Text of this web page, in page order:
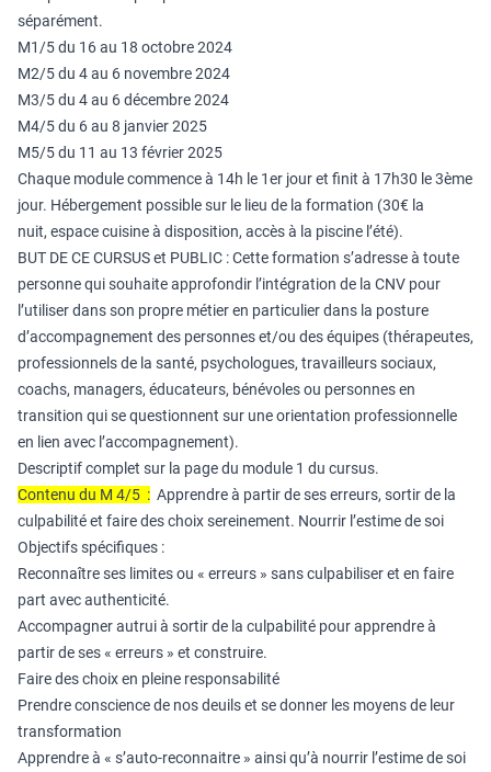
séparément.
M1/5 du 16 au 18 octobre 2024
M2/5 du 4 au 6 novembre 2024
M3/5 du 4 au 6 décembre 2024
M4/5 du 6 au 8 janvier 2025
M5/5 du 11 au 13 février 2025
Chaque module commence à 14h le 1er jour et finit à 17h30 le 3ème
jour. Hébergement possible sur le lieu de la formation (30€ la
nuit, espace cuisine à disposition, accès à la piscine l’été).
BUT DE CE CURSUS et PUBLIC : Cette formation s’adresse à toute
personne qui souhaite approfondir l’intégration de la CNV pour
l’utiliser dans son propre métier en particulier dans la posture
d’accompagnement des personnes et/ou des équipes (thérapeutes,
professionnels de la santé, psychologues, travailleurs sociaux,
coachs, managers, éducateurs, bénévoles ou personnes en
transition qui se questionnent sur une orientation professionnelle
en lien avec l’accompagnement).
Descriptif complet sur la page du module 1 du cursus.
Contenu du M 4/5 : Apprendre à partir de ses erreurs, sortir de la
culpabilité et faire des choix sereinement. Nourrir l’estime de soi
Objectifs spécifiques :
Reconnaître ses limites ou « erreurs » sans culpabiliser et en faire
part avec authenticité.
Accompagner autrui à sortir de la culpabilité pour apprendre à
partir de ses « erreurs » et construire.
Faire des choix en pleine responsabilité
Prendre conscience de nos deuils et se donner les moyens de leur
transformation
Apprendre à « s’auto-reconnaitre » ainsi qu’à nourrir l’estime de soi